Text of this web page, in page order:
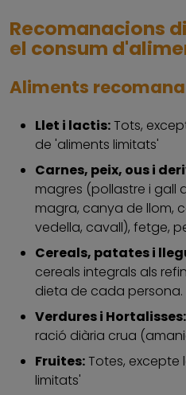
Recomanacions
el consum
Aliments
Llet i lactis:Tots,
de 'aliments limitats'
Carnes, peix, ous i
magres (pollastre i gall
magra, canya de llom,
vedella, cavall), fetge,
Cereals, patates i
cereals integrals als
dieta de cada persona.
Verdures i Hortalisses:
ració diària crua
Fruites:Totes, excepte
limitats'